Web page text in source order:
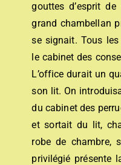
gouttes d’esprit
grand chambellan
se signait. Tous
le cabinet des
L’office durait un
son lit. On
du cabinet des
et sortait du lit,
robe de chambre,
privilégié présente